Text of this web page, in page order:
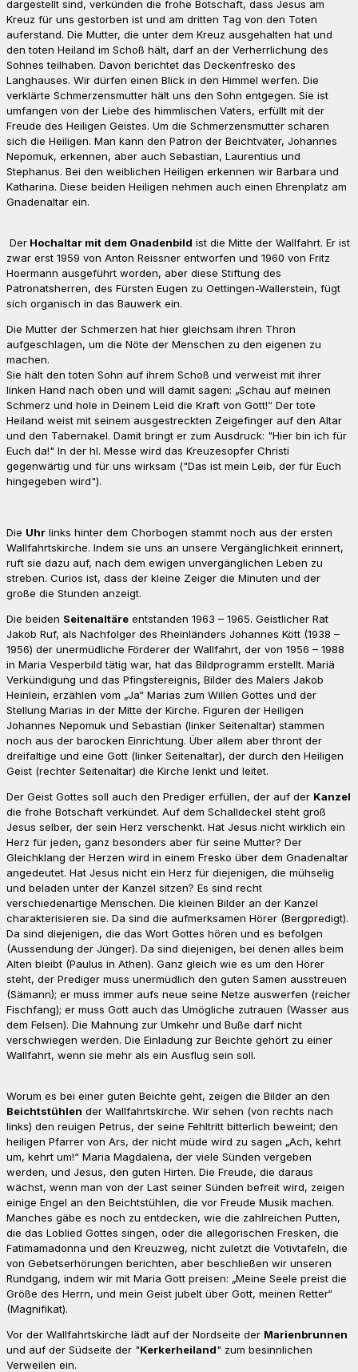
dargestellt sind, verkünden die frohe Botschaft, dass Jesus am
Kreuz für uns gestorben ist und am dritten Tag von den Toten
auferstand. Die Mutter, die unter dem Kreuz ausgehalten hat und
den toten Heiland im Schoß hält, darf an der Verherrlichung des
Sohnes teilhaben. Davon berichtet das Deckenfresko des
Langhauses. Wir dürfen einen Blick in den Himmel werfen. Die
verklärte Schmerzensmutter hält uns den Sohn entgegen. Sie ist
umfangen von der Liebe des himmlischen Vaters, erfüllt mit der
Freude des Heiligen Geistes. Um die Schmerzensmutter scharen
sich die Heiligen. Man kann den Patron der Beichtväter, Johannes
Nepomuk, erkennen, aber auch Sebastian, Laurentius und
Stephanus. Bei den weiblichen Heiligen erkennen wir Barbara und
Katharina. Diese beiden Heiligen nehmen auch einen Ehrenplatz am
Gnadenaltar ein.
Der Hochaltar mit dem Gnadenbild ist die Mitte der Wallfahrt. Er ist
zwar erst 1959 von Anton Reissner entworfen und 1960 von Fritz
Hoermann ausgeführt worden, aber diese Stiftung des
Patronatsherren, des Fürsten Eugen zu Oettingen-Wallerstein, fügt
sich organisch in das Bauwerk ein.
Die Mutter der Schmerzen hat hier gleichsam ihren Thron
aufgeschlagen, um die Nöte der Menschen zu den eigenen zu
machen.
Sie hält den toten Sohn auf ihrem Schoß und verweist mit ihrer
linken Hand nach oben und will damit sagen: „Schau auf meinen
Schmerz und hole in Deinem Leid die Kraft von Gott!“ Der tote
Heiland weist mit seinem ausgestreckten Zeigefinger auf den Altar
und den Tabernakel. Damit bringt er zum Ausdruck: "Hier bin ich für
Euch da!" In der hl. Messe wird das Kreuzesopfer Christi
gegenwärtig und für uns wirksam ("Das ist mein Leib, der für Euch
hingegeben wird").
Die Uhr links hinter dem Chorbogen stammt noch aus der ersten
Wallfahrtskirche. Indem sie uns an unsere Vergänglichkeit erinnert,
ruft sie dazu auf, nach dem ewigen unvergänglichen Leben zu
streben. Curios ist, dass der kleine Zeiger die Minuten und der
große die Stunden anzeigt.
Die beiden Seitenaltäre entstanden 1963 – 1965. Geistlicher Rat
Jakob Ruf, als Nachfolger des Rheinländers Johannes Kött (1938 –
1956) der unermüdliche Förderer der Wallfahrt, der von 1956 – 1988
in Maria Vesperbild tätig war, hat das Bildprogramm erstellt. Mariä
Verkündigung und das Pfingstereignis, Bilder des Malers Jakob
Heinlein, erzählen vom „Ja“ Marias zum Willen Gottes und der
Stellung Marias in der Mitte der Kirche. Figuren der Heiligen
Johannes Nepomuk und Sebastian (linker Seitenaltar) stammen
noch aus der barocken Einrichtung. Über allem aber thront der
dreifaltige und eine Gott (linker Seitenaltar), der durch den Heiligen
Geist (rechter Seitenaltar) die Kirche lenkt und leitet.
Der Geist Gottes soll auch den Prediger erfüllen, der auf der Kanzel
die frohe Botschaft verkündet. Auf dem Schalldeckel steht groß
Jesus selber, der sein Herz verschenkt. Hat Jesus nicht wirklich ein
Herz für jeden, ganz besonders aber für seine Mutter? Der
Gleichklang der Herzen wird in einem Fresko über dem Gnadenaltar
angedeutet. Hat Jesus nicht ein Herz für diejenigen, die mühselig
und beladen unter der Kanzel sitzen? Es sind recht
verschiedenartige Menschen. Die kleinen Bilder an der Kanzel
charakterisieren sie. Da sind die aufmerksamen Hörer (Bergpredigt).
Da sind diejenigen, die das Wort Gottes hören und es befolgen
(Aussendung der Jünger). Da sind diejenigen, bei denen alles beim
Alten bleibt (Paulus in Athen). Ganz gleich wie es um den Hörer
steht, der Prediger muss unermüdlich den guten Samen ausstreuen
(Sämann); er muss immer aufs neue seine Netze auswerfen (reicher
Fischfang); er muss Gott auch das Umögliche zutrauen (Wasser aus
dem Felsen). Die Mahnung zur Umkehr und Buße darf nicht
verschwiegen werden. Die Einladung zur Beichte gehört zu einer
Wallfahrt, wenn sie mehr als ein Ausflug sein soll.
Worum es bei einer guten Beichte geht, zeigen die Bilder an den
Beichtstühlen der Wallfahrtskirche. Wir sehen (von rechts nach
links) den reuigen Petrus, der seine Fehltritt bitterlich beweint; den
heiligen Pfarrer von Ars, der nicht müde wird zu sagen „Ach, kehrt
um, kehrt um!“ Maria Magdalena, der viele Sünden vergeben
werden, und Jesus, den guten Hirten. Die Freude, die daraus
wächst, wenn man von der Last seiner Sünden befreit wird, zeigen
einige Engel an den Beichtstühlen, die vor Freude Musik machen.
Manches gäbe es noch zu entdecken, wie die zahlreichen Putten,
die das Loblied Gottes singen, oder die allegorischen Fresken, die
Fatimamadonna und den Kreuzweg, nicht zuletzt die Votivtafeln, die
von Gebetserhörungen berichten, aber beschließen wir unseren
Rundgang, indem wir mit Maria Gott preisen: „Meine Seele preist die
Größe des Herrn, und mein Geist jubelt über Gott, meinen Retter“
(Magnifikat).
Vor der Wallfahrtskirche lädt auf der Nordseite der Marienbrunnen
und auf der Südseite der "Kerkerheiland" zum besinnlichen
Verweilen ein.